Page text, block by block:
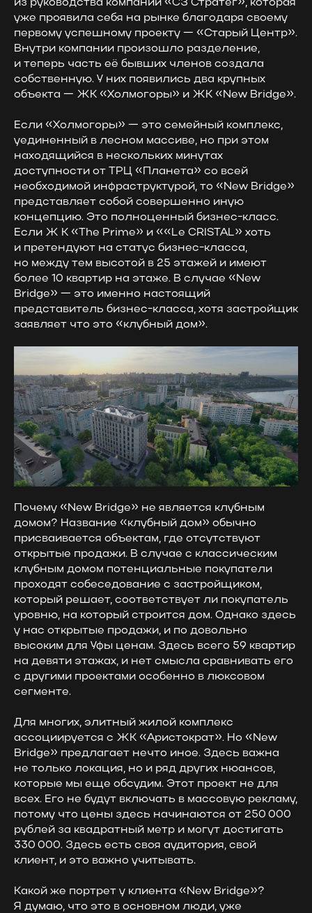
из руководства компании «СЗ Стратег», которая
уже проявила себя на рынке благодаря своему
первому успешному проекту — «Старый Центр».
Внутри компании произошло разделение,
и теперь часть её бывших членов создала
собственную. У них появились два крупных
объекта — ЖК «Холмогоры» и ЖК «New Bridge».
Если «Холмогоры» — это семейный комплекс,
уединенный в лесном массиве, но при этом
находящийся в нескольких минутах
доступности от ТРЦ «Планета» со всей
необходимой инфраструктурой, то «New Bridge»
представляет собой совершенно иную
концепцию. Это полноценный бизнес-класс.
Если Ж К «The Prime» и ««Le CRISTAL» хоть
и претендуют на статус бизнес-класса,
но между тем высотой в 25 этажей и имеют
более 10 квартир на этаже. В случае «New
Bridge» — это именно настоящий
представитель бизнес-класса, хотя застройщик
заявляет что это «клубный дом».
Почему «New Bridge» не является клубным
домом? Название «клубный дом» обычно
присваивается объектам, где отсутствуют
открытые продажи. В случае с классическим
клубным домом потенциальные покупатели
проходят собеседование с застройщиком,
который решает, соответствует ли покупатель
уровню, на который строится дом. Однако здесь
у нас открытые продажи, и по довольно
высоким для Уфы ценам. Здесь всего 59 квартир
на девяти этажах, и нет смысла сравнивать его
с другими проектами особенно в люксовом
сегменте.
Для многих, элитный жилой комплекс
ассоциируется с ЖК «Аристократ». Но «New
Bridge» предлагает нечто иное. Здесь важна
не только локация, но и ряд других нюансов,
которые мы еще обсудим. Этот проект не для
всех. Его не будут включать в массовую рекламу,
потому что цены здесь начинаются от 250 000
рублей за квадратный метр и могут достигать
330 000. Здесь есть своя аудитория, свой
клиент, и это важно учитывать.
Какой же портрет у клиента «New Bridge»?
Я думаю, что это в основном люди, уже